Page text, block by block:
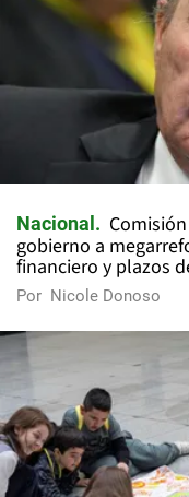
Nacional
gobierno a
financiero y plazos
Por Nicole Donoso